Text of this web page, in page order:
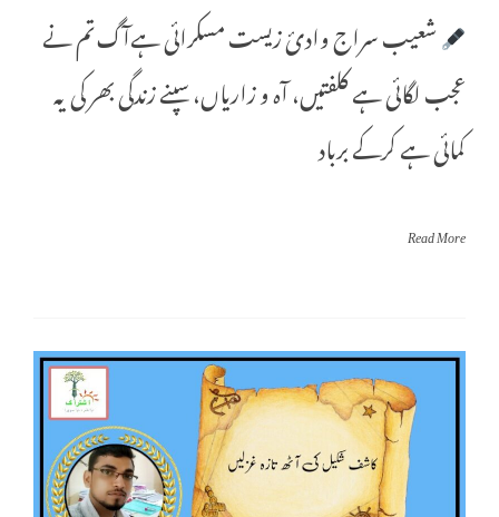
شعیب سراج وادئ زیست مسکرائی ہےآگ تم نے
عجب لگائی ہے کلفتیں، آہ و زاریاں، سپنے زندگی بھر کی یہ
کمائی ہے کرکے برباد
Read More